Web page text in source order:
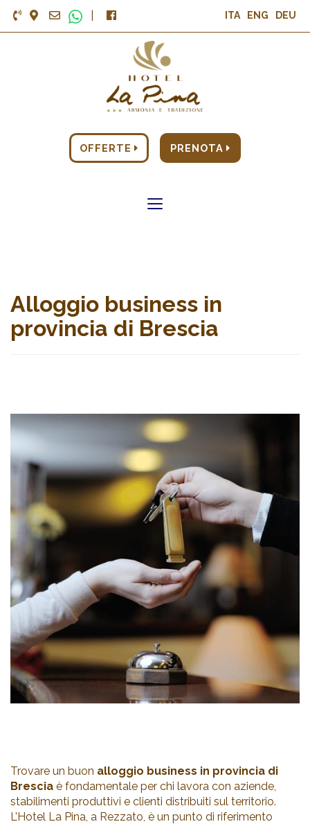
ITA ENG DEU
OFFERTE PRENOTA
Toggle
Alloggio business in
provincia di Brescia
Trovare un buon alloggio business in provincia di
Brescia è fondamentale per chi lavora con aziende,
stabilimenti produttivi e clienti distribuiti sul territorio.
L’Hotel La Pina, a Rezzato, è un punto di riferimento